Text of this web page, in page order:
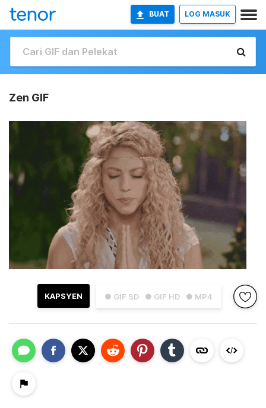
BUAT LOG MASUK
Zen GIF
● GIF SD ● GIF HD ● MP4
KAPSYEN